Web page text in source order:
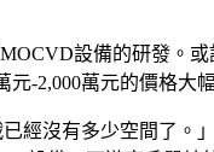
設備的研發。
-2,000萬元的價格大
經沒有多少空間了。